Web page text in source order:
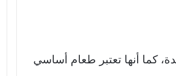
كما أنها تعتبر طعام أساسي